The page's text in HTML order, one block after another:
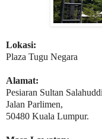
Lokasi:
Plaza Tugu Negara
Alamat:
Pesiaran Sultan
Jalan Parlimen,
50480 Kuala Lumpur.